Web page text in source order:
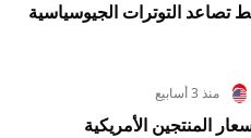
التوترات الجيوسياسية
منذ 3 أسابيع
المنتجين الأمريكية